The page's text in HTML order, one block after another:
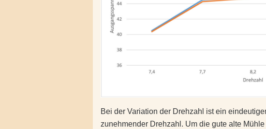
Bei der Variation der Drehzahl ist ein
zunehmender Drehzahl. Um die gute alte